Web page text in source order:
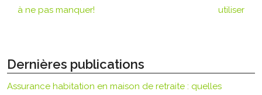
à ne pas manquer!
utiliser
Dernières publications
Assurance habitation en maison de retraite : quelles